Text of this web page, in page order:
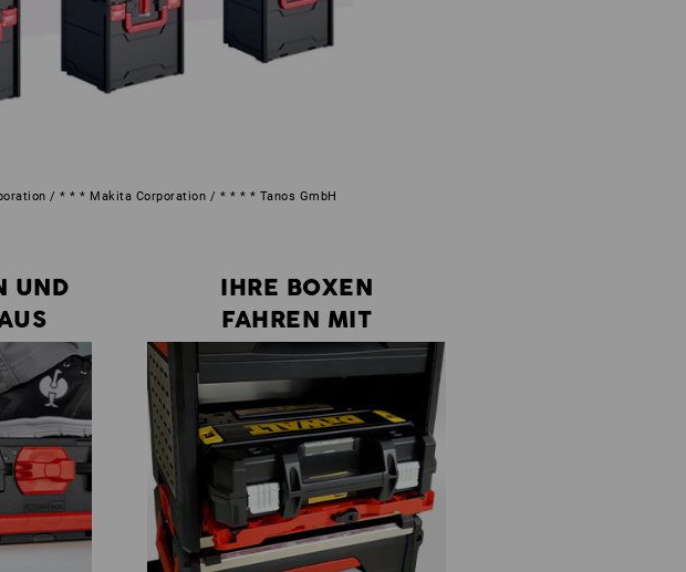
/ * * * Makita Corporation / * * * * Tanos GmbH
UND
IHRE BOXEN
FAHREN MIT